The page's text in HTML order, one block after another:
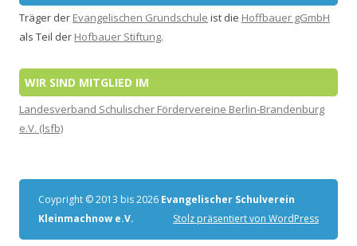
Träger der Evangelischen Grundschule ist die Hoffbauer gGmbH
als Teil der Hofbauer Stiftung.
WIR SIND MITGLIED IM
Landesverband Schulischer Fördervereine Berlin-Brandenburg
e.V. (lsfb)
Coypright © 2013 bis 2026 Evangelischer Schulverein
Kleinmachnow e.V.
Stolz präsentiert von WordPress